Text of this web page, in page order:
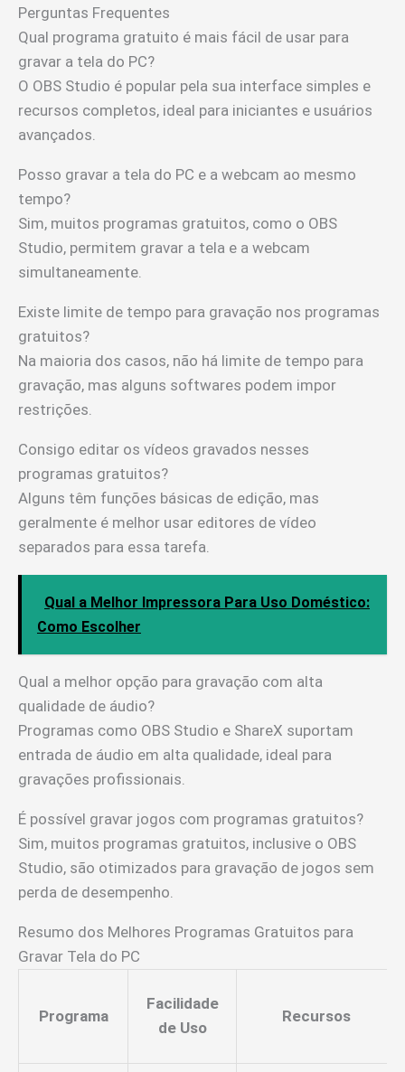
Perguntas Frequentes
Qual programa gratuito é mais fácil de usar para
gravar a tela do PC?
O OBS Studio é popular pela sua interface simples e
recursos completos, ideal para iniciantes e usuários
avançados.
Posso gravar a tela do PC e a webcam ao mesmo
tempo?
Sim, muitos programas gratuitos, como o OBS
Studio, permitem gravar a tela e a webcam
simultaneamente.
Existe limite de tempo para gravação nos programas
gratuitos?
Na maioria dos casos, não há limite de tempo para
gravação, mas alguns softwares podem impor
restrições.
Consigo editar os vídeos gravados nesses
programas gratuitos?
Alguns têm funções básicas de edição, mas
geralmente é melhor usar editores de vídeo
separados para essa tarefa.
Qual a Melhor Impressora Para Uso Doméstico:
Como Escolher
Qual a melhor opção para gravação com alta
qualidade de áudio?
Programas como OBS Studio e ShareX suportam
entrada de áudio em alta qualidade, ideal para
gravações profissionais.
É possível gravar jogos com programas gratuitos?
Sim, muitos programas gratuitos, inclusive o OBS
Studio, são otimizados para gravação de jogos sem
perda de desempenho.
Resumo dos Melhores Programas Gratuitos para
Gravar Tela do PC
Programa
Facilidade
de Uso
Recursos